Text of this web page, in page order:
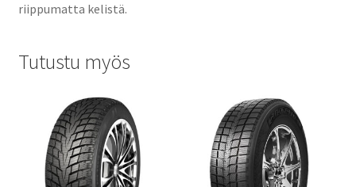
riippumatta kelistä.
Tutustu myös